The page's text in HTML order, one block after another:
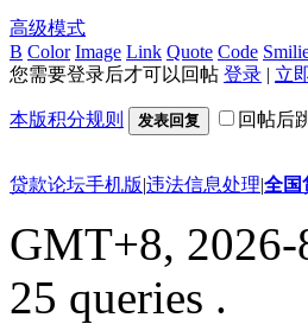
高级模式
B Color Image Link Quote Code
您需要登录后才可以回帖 登录 | 立
本版积分规则 发表回复 回帖后
贷款论坛手机版|违法信息处理|全国
GMT+8, 2026-
25 queries .